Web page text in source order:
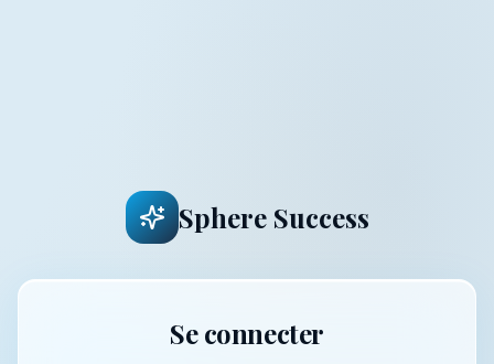
Sphere Success
Se connecter